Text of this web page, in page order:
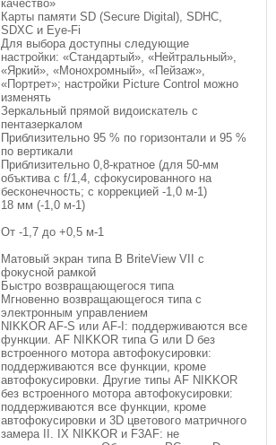
качество»
Карты памяти SD (Secure Digital), SDHC,
SDXC и Eye-Fi
Для выбора доступны следующие
настройки: «Стандартый», «Нейтральный»,
«Яркий», «Монохромный», «Пейзаж»,
«Портрет»; настройки Picture Control можно
изменять
Зеркальный прямой видоискатель с
пентазеркалом
Приблизительно 95 % по горизонтали и 95 %
по вертикали
Приблизительно 0,8-кратное (для 50-мм
объктива с f/1,4, сфокусированного на
бесконечность; с коррекцией -1,0 м-1)
18 мм (-1,0 м-1)
От -1,7 до +0,5 м-1
Матовый экран типа B BriteView VII с
фокусной рамкой
Быстро возвращающегося типа
Мгновенно возвращающегося типа с
электронным управлением
NIKKOR AF-S или AF-I: поддерживаются все
функции. AF NIKKOR типа G или D без
встроенного мотора автофокусировки:
поддерживаются все функции, кроме
автофокусировки. Другие типы AF NIKKOR
без встроенного мотора автофокусировки:
поддерживаются все функции, кроме
автофокусировки и 3D цветового матричного
замера II. IX NIKKOR и F3AF: не